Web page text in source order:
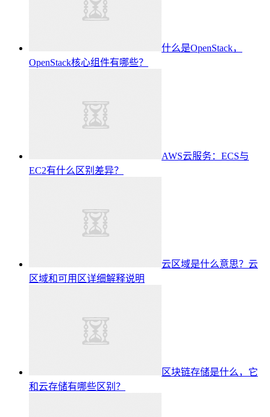
什么是OpenStack，
OpenStack核心组件有哪些？
AWS云服务：ECS与
EC2有什么区别差异？
云区域是什么意思？云
区域和可用区详细解释说明
区块链存储是什么，它
和云存储有哪些区别？